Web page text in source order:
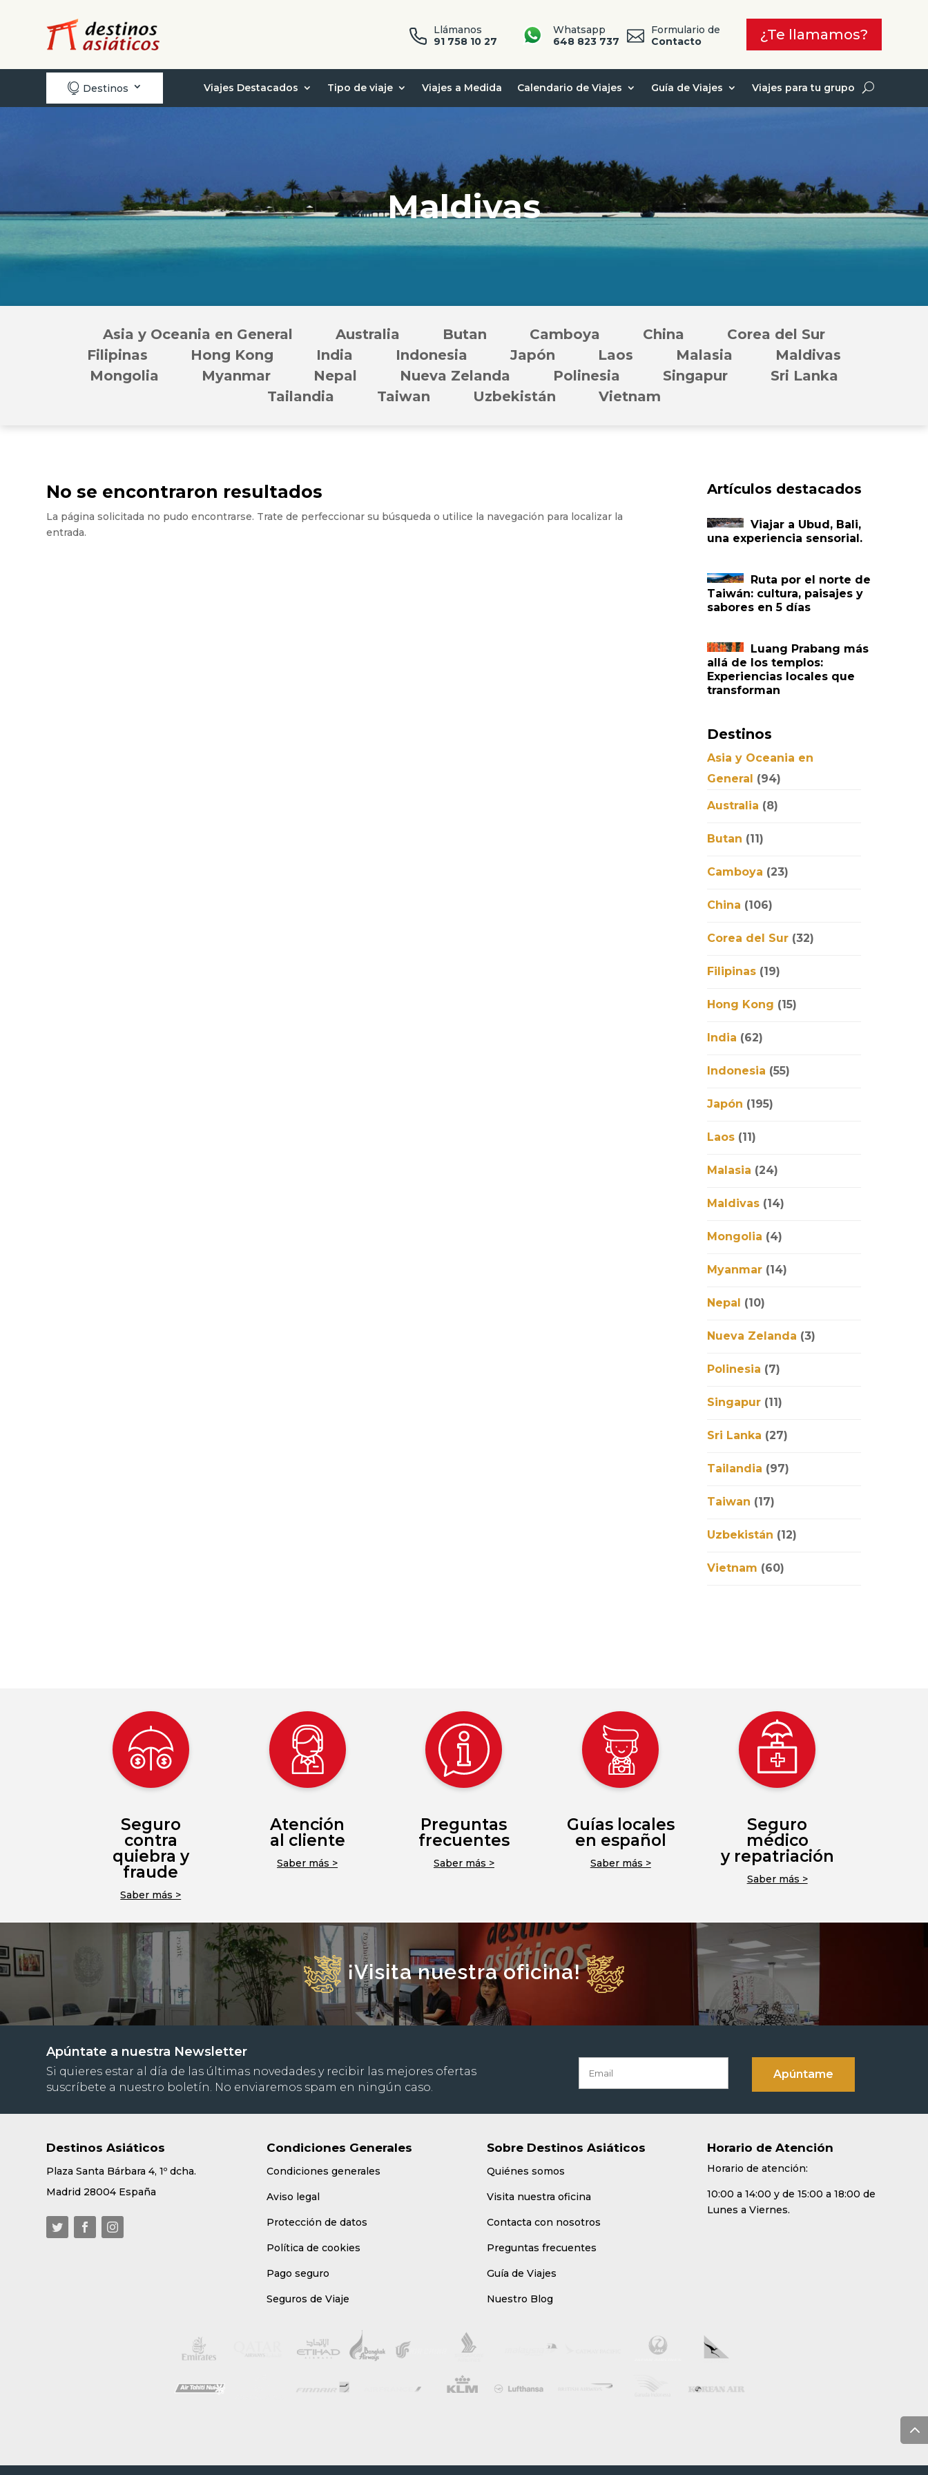
Llámanos
91 758 10 27
Whatsapp
648 823 737

Formulario de
Contacto
¿Te llamamos?
 Destinos Viajes Destacados Tipo de viaje Viajes a Medida Calendario de Viajes Guía de Viajes Viajes para tu grupo
Maldivas
Asia y Oceania en General Australia Butan Camboya China
Corea del Sur
Filipinas
Hong Kong India Indonesia Japón Laos Malasia
Maldivas
Mongolia
Myanmar Nepal Nueva Zelanda Polinesia Singapur
Sri Lanka
Tailandia
Taiwan Uzbekistán Vietnam
No se encontraron resultados
La página solicitada no pudo encontrarse. Trate de perfeccionar su búsqueda o utilice la navegación para localizar la
entrada.
Artículos destacados
Viajar a Ubud, Bali,
una experiencia sensorial.
Ruta por el norte de
Taiwán: cultura, paisajes y
sabores en 5 días
Luang Prabang más
allá de los templos:
Experiencias locales que
transforman
Destinos
Asia y Oceania en
General (94)
Australia (8)
Butan (11)
Camboya (23)
China (106)
Corea del Sur (32)
Filipinas (19)
Hong Kong (15)
India (62)
Indonesia (55)
Japón (195)
Laos (11)
Malasia (24)
Maldivas (14)
Mongolia (4)
Myanmar (14)
Nepal (10)
Nueva Zelanda (3)
Polinesia (7)
Singapur (11)
Sri Lanka (27)
Tailandia (97)
Taiwan (17)
Uzbekistán (12)
Vietnam (60)
Seguro
contra
quiebra y
fraude
Saber más >
Atención
al cliente
Saber más >
Preguntas
frecuentes
Saber más >
Guías locales
en español
Saber más >
Seguro
médico
y repatriación
Saber más >
¡Visita nuestra oficina!
Apúntate a nuestra Newsletter
Si quieres estar al día de las últimas novedades y recibir las mejores ofertas
suscríbete a nuestro boletín. No enviaremos spam en ningún caso.
Destinos Asiáticos
Plaza Santa Bárbara 4, 1º dcha.
Madrid 28004 España
Condiciones Generales
Condiciones generales
Aviso legal
Protección de datos
Política de cookies
Pago seguro
Seguros de Viaje
Sobre Destinos Asiáticos
Quiénes somos
Visita nuestra oficina
Contacta con nosotros
Preguntas frecuentes
Guía de Viajes
Nuestro Blog
Horario de Atención
Horario de atención:
10:00 a 14:00 y de 15:00 a 18:00 de
Lunes a Viernes.